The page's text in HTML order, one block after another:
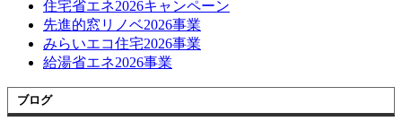
住宅省エネ2026キャンペーン
先進的窓リノベ2026事業
みらいエコ住宅2026事業
給湯省エネ2026事業
ブログ